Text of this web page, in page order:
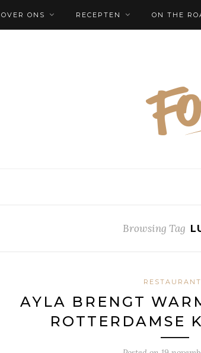
OVER ONS RECEPTEN ON THE
Browsing Tag
AYLA BRENGT
ROTTERDAMSE